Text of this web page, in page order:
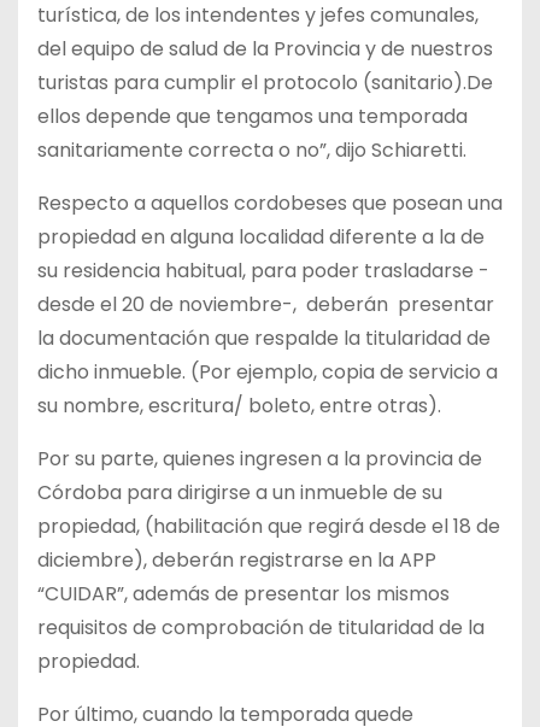
turística, de los intendentes y jefes comunales,
del equipo de salud de la Provincia y de nuestros
turistas para cumplir el protocolo (sanitario).De
ellos depende que tengamos una temporada
sanitariamente correcta o no”, dijo Schiaretti.
Respecto a aquellos cordobeses que posean una
propiedad en alguna localidad diferente a la de
su residencia habitual, para poder trasladarse -
desde el 20 de noviembre-, deberán presentar
la documentación que respalde la titularidad de
dicho inmueble. (Por ejemplo, copia de servicio a
su nombre, escritura/ boleto, entre otras).
Por su parte, quienes ingresen a la provincia de
Córdoba para dirigirse a un inmueble de su
propiedad, (habilitación que regirá desde el 18 de
diciembre), deberán registrarse en la APP
“CUIDAR”, además de presentar los mismos
requisitos de comprobación de titularidad de la
propiedad.
Por último, cuando la temporada quede